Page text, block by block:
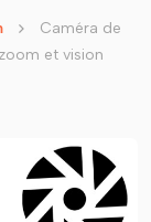
Caméra de
et vision